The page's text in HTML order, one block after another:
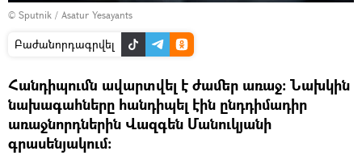
© Sputnik / Asatur Yesayants
Բաժանորդագրվել
Հանդիպումն ավարտվել է ժամեր առաջ։ Նախկին
նախագահները հանդիպել էին ընդդիմադիր
առաջնորդներին Վազգեն Մանուկյանի
գրասենյակում։